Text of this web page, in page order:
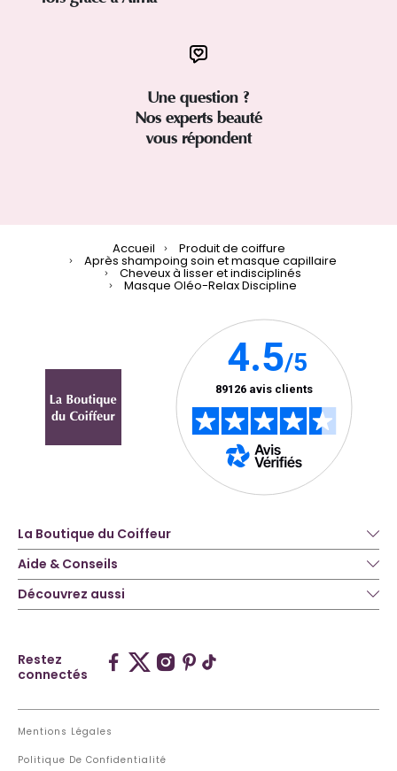
Une question ?
Nos experts beauté
vous répondent
Accueil Produit de coiffure
Après shampoing soin et masque capillaire
Cheveux à lisser et indisciplinés
Masque Oléo-Relax Discipline
La Boutique du Coiffeur
Aide & Conseils
Découvrez aussi
Restez
connectés
Mentions Légales
Politique De Confidentialité